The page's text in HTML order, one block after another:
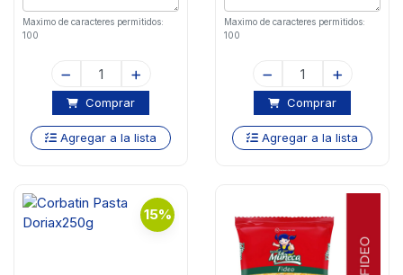
Maximo de caracteres permitidos:
100
Comprar
Agregar a la lista
Maximo de caracteres permitidos:
100
Comprar
Agregar a la lista
15%